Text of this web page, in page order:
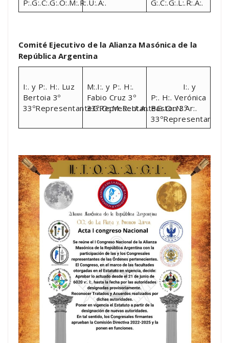
P:.G:.C:.G:.O:.M:.R:.U:.A:. G:.C:.G:.L:.R:.A:.
Comité Ejecutivo de la Alianza Masónica de la
República Argentina
I:. y P:. H:. Luz
Bertoia 3º
33ºRepresentanteG:.O:.M:.R:.U:.A:.
M:.I:. y P:. H:.
Fabio Cruz 3º
33ºRepresentanteG:.O:.N:.Ar:.
I:. y
P:. H:. Verónica
Baston 3º